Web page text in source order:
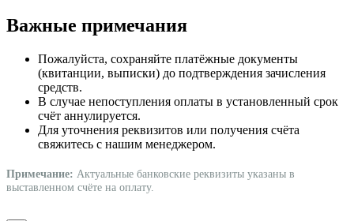
Важные примечания
Пожалуйста, сохраняйте платёжные документы
(квитанции, выписки) до подтверждения зачисления
средств.
В случае непоступления оплаты в установленный срок
счёт аннулируется.
Для уточнения реквизитов или получения счёта
свяжитесь с нашим менеджером.
Примечание: Актуальные банковские реквизиты указаны в
выставленном счёте на оплату.